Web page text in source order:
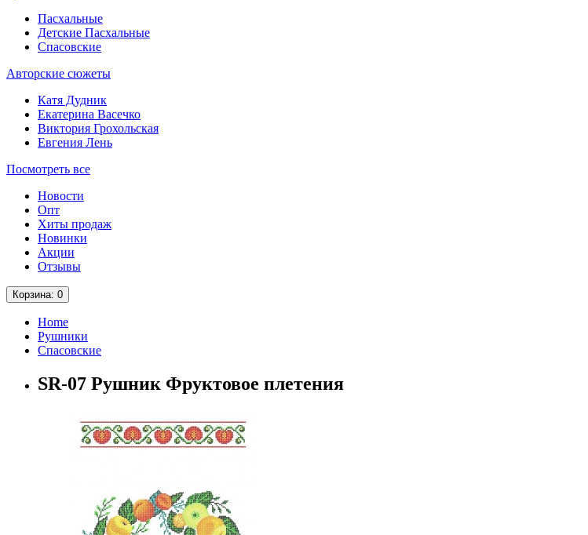
Пасхальные
Детские Пасхальные
Спасовские
Авторские сюжеты
Катя Дудник
Екатерина Васечко
Виктория Грохольская
Евгения Лень
Посмотреть все
Новости
Опт
Хиты продаж
Новинки
Акции
Отзывы
Корзина: 0
Home
Рушники
Спасовские
SR-07 Рушник Фруктовое плетения